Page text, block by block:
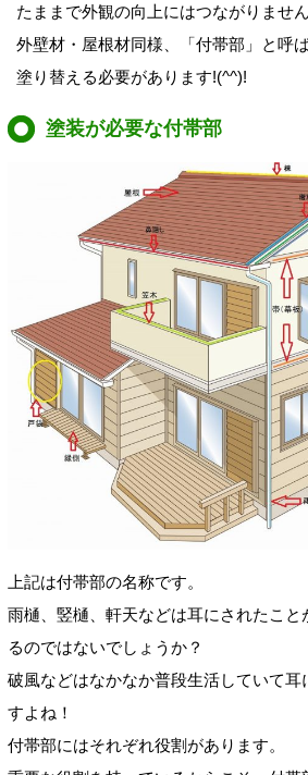
たままで外観の向上にはつながりません
外壁材・屋根材同様、「付帯部」と呼
塗り替える必要があります!(^^)!
塗装が必要な付帯部
上記は付帯部の名称です。
雨樋、竪樋、軒天などは耳にされたこと
るのではないでしょうか？
破風などはなかなか普段生活していて
すよね！
付帯部にはそれぞれ役割があります。